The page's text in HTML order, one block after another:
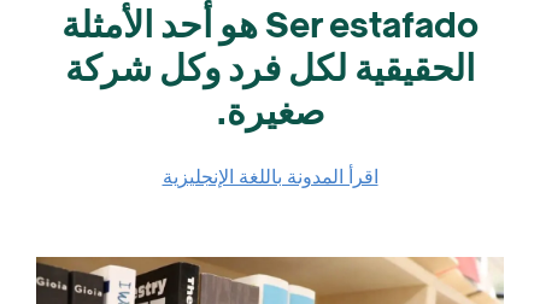
Ser estafado هو أحد الأمثلة
الحقيقية لكل فرد وكل شركة
صغيرة.
اقرأ المدونة باللغة الإنجليزية